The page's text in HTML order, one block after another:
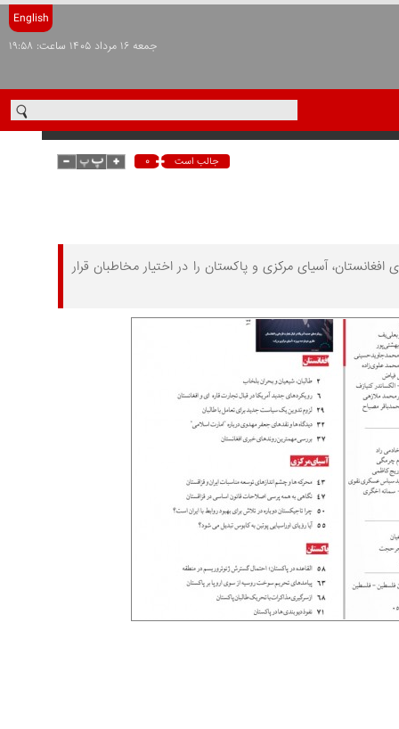
English
جمعه ۱۶ مرداد ۱۴۰۵ ساعت: ۱۹:۵۸
جالب است ۰
آسیای مرکزی و پاکستان را در اختیار مخاطبان قرار